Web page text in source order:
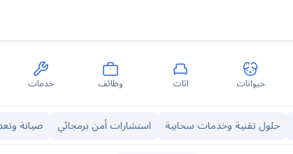
حيوانات اثاث وظائف خدمات
حلول تقنية وخدمات سحابية استشارات أمن برمجائي صيانة